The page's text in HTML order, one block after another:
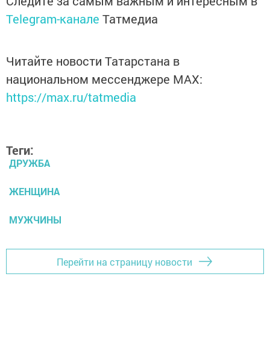
Telegram-канале Татмедиа
Читайте новости Татарстана в
национальном мессенджере MАХ:
https://max.ru/tatmedia
Теги:
ДРУЖБА
ЖЕНЩИНА
МУЖЧИНЫ
Перейти на страницу новости